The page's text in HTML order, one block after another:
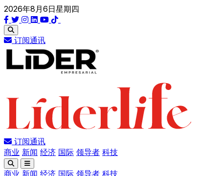
2026年8月6日星期四
订阅通讯
订阅通讯
商业 新闻 经济 国际 领导者 科技
商业 新闻 经济 国际 领导者 科技